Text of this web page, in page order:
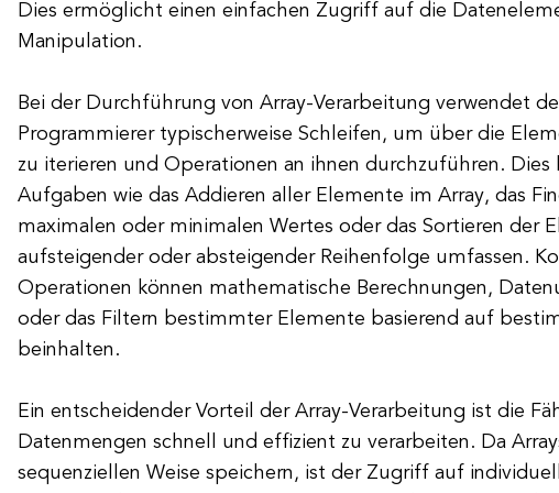
Dies ermöglicht einen einfachen Zugriff auf die
Manipulation.
Bei der Durchführung von Array-Verarbeitung verwendet
Programmierer typischerweise Schleifen, um über die
zu iterieren und Operationen an ihnen durchzuführen. Dies
Aufgaben wie das Addieren aller Elemente im Array, das
maximalen oder minimalen Wertes oder das Sortieren der
aufsteigender oder absteigender Reihenfolge umfassen.
Operationen können mathematische Berechnungen,
oder das Filtern bestimmter Elemente basierend auf
beinhalten.
Ein entscheidender Vorteil der Array-Verarbeitung ist die
Datenmengen schnell und effizient zu verarbeiten. Da
sequenziellen Weise speichern, ist der Zugriff auf